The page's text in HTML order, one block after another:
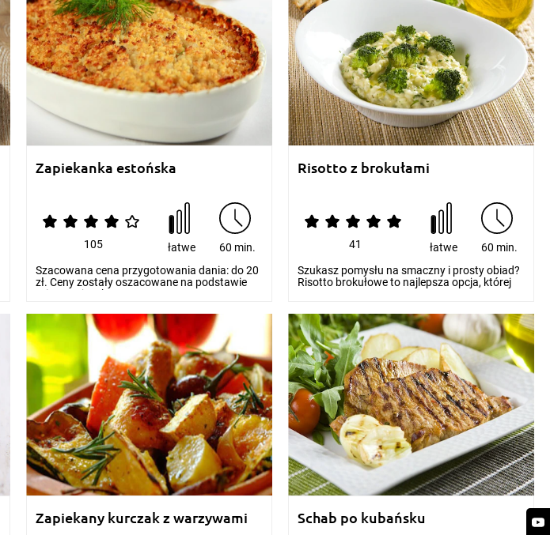
Zapiekanka estońska
105 łatwe
60 min.
Szacowana cena przygotowania dania: do 20
zł. Ceny zostały oszacowane na podstawie
orientacyjnych...
Risotto z brokułami
41 łatwe
60 min.
Szukasz pomysłu na smaczny i prosty obiad?
Risotto brokułowe to najlepsza opcja, której
Zapiekany kurczak z warzywami Schab po kubańsku